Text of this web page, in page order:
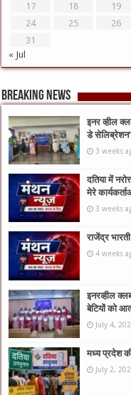
17
18 19
24
25 26
31
« Jul
Breaking News
इनर व्हील
डे
3 weeks
दतिया में
मेरे
3 weeks
राजेंद्र
4 weeks
इनरव्हील
बेटियों को
July 4,
मध्य प्रदेश
July 2,